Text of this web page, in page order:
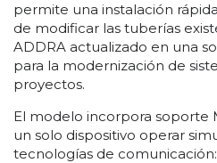
permite una instalación
de modificar las tuberías
ADDRA actualizado en una
para la modernización de
proyectos.
El modelo incorpora soporte
un solo dispositivo operar
tecnologías de